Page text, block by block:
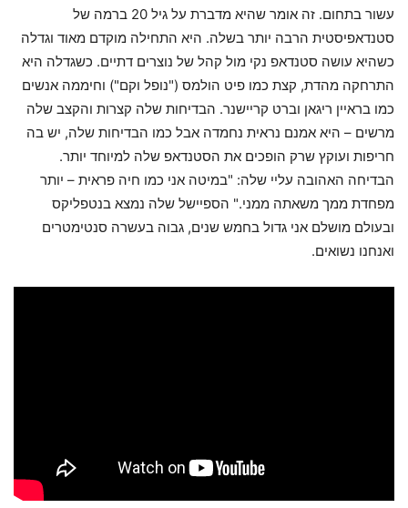
עשור בתחום. זה אומר שהיא מדברת על גיל 20 ברמה של
סטנדאפיסטית הרבה יותר בשלה. היא התחילה מוקדם מאוד וגדלה
כשהיא עושה סטנדאפ נקי מול קהל של נוצרים דתיים. כשגדלה היא
התרחקה מהדת, קצת כמו פיט הולמס ("נופל וקם") וחיממה אנשים
כמו בראיין ריגאן וברט קריישנר. הבדיחות שלה קצרות והקצב שלה
מרשים – היא אמנם נראית נחמדה אבל כמו הבדיחות שלה, יש בה
חריפות ועוקץ שרק הופכים את הסטנדאפ שלה למיוחד יותר.
הבדיחה האהובה עליי שלה: "במיטה אני כמו חיה פראית – יותר
מפחדת ממך משאתה ממני." הספיישל שלה נמצא בנטפליקס
ובעולם מושלם אני גדול בחמש שנים, גבוה בעשרה סנטימטרים
ואנחנו נשואים.